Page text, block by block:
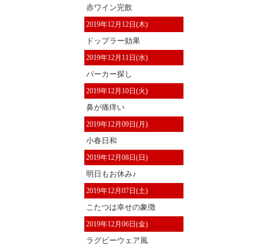
赤ワイン完飲
2019年12月12日(木)
ドップラー効果
2019年12月11日(水)
パーカー探し
2019年12月10日(火)
鼻が痛痒い
2019年12月09日(月)
小春日和
2019年12月08日(日)
明日もお休み♪
2019年12月07日(土)
こたつは幸せの象徴
2019年12月06日(金)
ラグビーウェア風